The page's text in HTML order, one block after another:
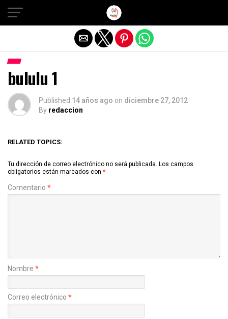
bululu 1
Published 14 años ago on diciembre 27, 2012
By redaccion
RELATED TOPICS:
Tu dirección de correo electrónico no será publicada. Los campos
obligatorios están marcados con *
Comentario *
Nombre *
Correo electrónico *
Salir de la versión móvil